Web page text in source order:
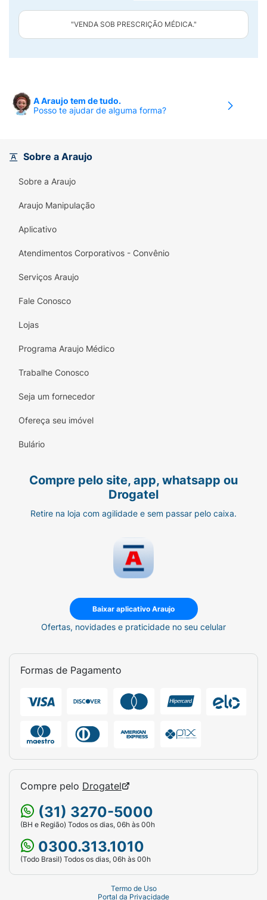
"VENDA SOB PRESCRIÇÃO MÉDICA."
A Araujo tem de tudo.
Posso te ajudar de alguma forma?
Sobre a Araujo
Sobre a Araujo
Araujo Manipulação
Aplicativo
Atendimentos Corporativos - Convênio
Serviços Araujo
Fale Conosco
Lojas
Programa Araujo Médico
Trabalhe Conosco
Seja um fornecedor
Ofereça seu imóvel
Bulário
Compre pelo site, app, whatsapp ou
Drogatel
Retire na loja com agilidade e sem passar pelo caixa.
Baixar aplicativo Araujo
Ofertas, novidades e praticidade no seu celular
Formas de Pagamento
Compre pelo Drogatel
(31) 3270-5000
(BH e Região) Todos os dias, 06h às 00h
0300.313.1010
(Todo Brasil) Todos os dias, 06h às 00h
Termo de Uso
Portal da Privacidade